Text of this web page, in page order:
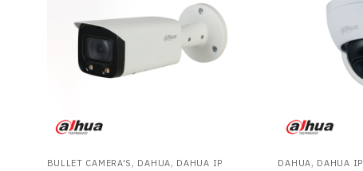
BULLET CAMERA'S , DAHUA, DAHUA IP DAHUA, DAHUA IP